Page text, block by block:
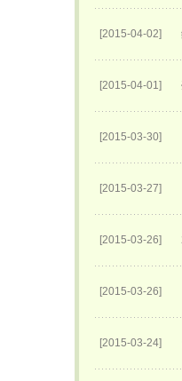
[2015-04-02]
[2015-04-01]
[2015-03-30]
[2015-03-27]
[2015-03-26]
[2015-03-26]
[2015-03-24]